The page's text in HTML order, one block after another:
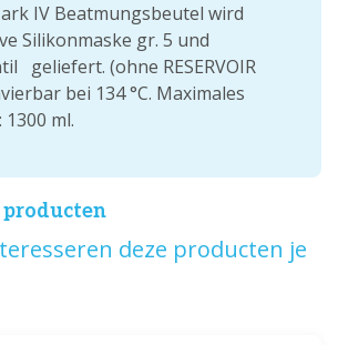
IV Beatmungsbeutel wird
Silikonmaske gr. 5 und
geliefert. (ohne RESERVOIR
bei 134 °C. Maximales
ml.
producten
deze producten je